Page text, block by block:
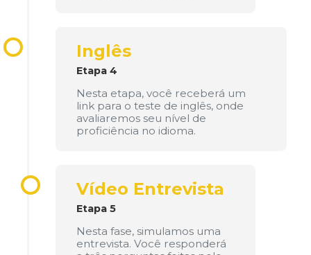
Inglês
Etapa 4
Nesta etapa, você receberá um
link para o teste de inglês, onde
avaliaremos seu nível de
proficiência no idioma.
Vídeo Entrevista
Etapa 5
Nesta fase, simulamos uma
entrevista. Você responderá